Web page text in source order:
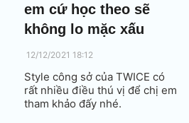
em cứ học theo sẽ
không lo mặc xấu
12/12/2021 18:12
Style công sở của TWICE có
rất nhiều điều thú vị để chị em
tham khảo đấy nhé.